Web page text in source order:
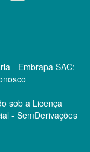
- Embrapa SAC:
sob a Licença
- SemDerivações